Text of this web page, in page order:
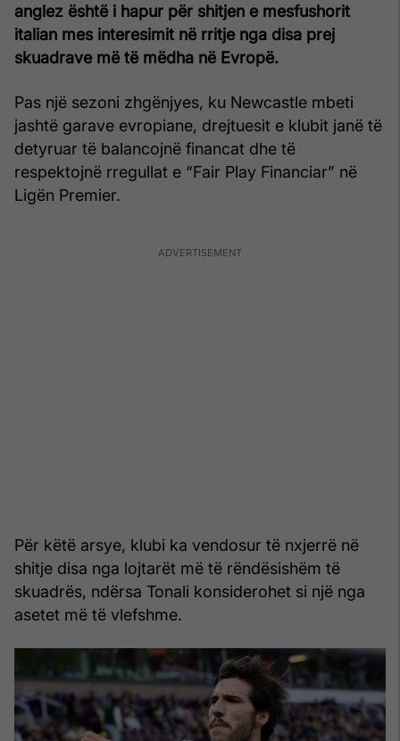
anglez është i hapur për shitjen e mesfushorit
italian mes interesimit në rritje nga disa prej
skuadrave më të mëdha në Evropë.
Pas një sezoni zhgënjyes, ku Newcastle mbeti
jashtë garave evropiane, drejtuesit e klubit janë të
detyruar të balancojnë financat dhe të
respektojnë rregullat e “Fair Play Financiar” në
Ligën Premier.
Për këtë arsye, klubi ka vendosur të nxjerrë në
shitje disa nga lojtarët më të rëndësishëm të
skuadrës, ndërsa Tonali konsiderohet si një nga
asetet më të vlefshme.